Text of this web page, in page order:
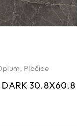
, Pločice
DARK 30.8X60.8